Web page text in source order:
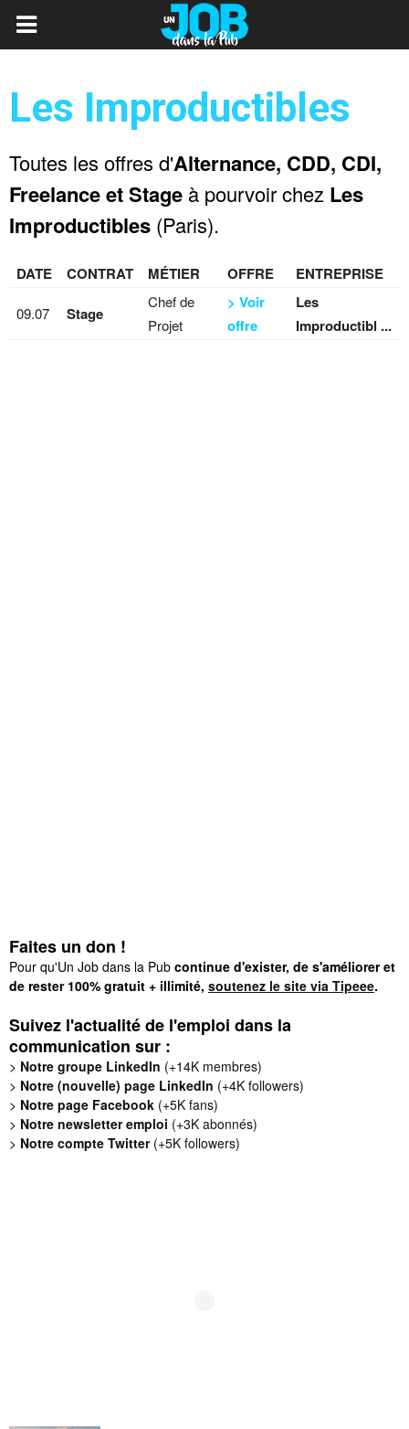
Les Improductibles
Toutes les offres d'Alternance, CDD, CDI,
Freelance et Stage à pourvoir chez Les
Improductibles (Paris).
DATE CONTRAT MÉTIER OFFRE ENTREPRISE
09.07 Stage
Chef de
Projet
> Voir
offre
Les
Improductibl ...
Faites un don !
Pour qu'Un Job dans la Pub continue d'exister, de s'améliorer et
de rester 100% gratuit + illimité, soutenez le site via Tipeee.
Suivez l'actualité de l'emploi dans la
communication sur :
> Notre groupe LinkedIn (+14K membres)
> Notre (nouvelle) page LinkedIn (+4K followers)
> Notre page Facebook (+5K fans)
> Notre newsletter emploi (+3K abonnés)
> Notre compte Twitter(+5K followers)